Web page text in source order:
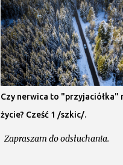
Czy nerwica to "przyjaciółka"
życie? Cześć 1 /szkic/.
Zapraszam do odsłuchania.